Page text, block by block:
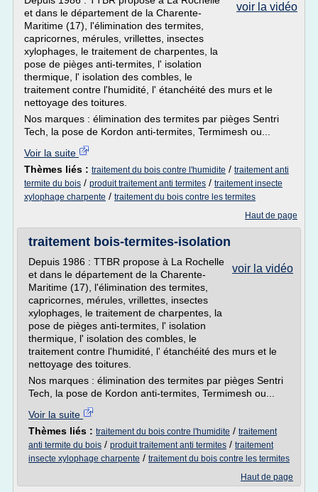
voir la vidéo
et dans le département de la Charente-
Maritime (17), l'élimination des termites,
capricornes, mérules, vrillettes, insectes
xylophages, le traitement de charpentes, la
pose de pièges anti-termites, l' isolation
thermique, l' isolation des combles, le
traitement contre l'humidité, l' étanchéité des murs et le
nettoyage des toitures.
Nos marques : élimination des termites par pièges Sentri
Tech, la pose de Kordon anti-termites, Termimesh ou...
Voir la suite
Thèmes liés : traitement du bois contre l'humidite / traitement anti
termite du bois / produit traitement anti termites / traitement insecte
xylophage charpente / traitement du bois contre les termites
Haut de page
traitement bois-termites-isolation
voir la vidéo
Depuis 1986 : TTBR propose à La Rochelle
et dans le département de la Charente-
Maritime (17), l'élimination des termites,
capricornes, mérules, vrillettes, insectes
xylophages, le traitement de charpentes, la
pose de pièges anti-termites, l' isolation
thermique, l' isolation des combles, le
traitement contre l'humidité, l' étanchéité des murs et le
nettoyage des toitures.
Nos marques : élimination des termites par pièges Sentri
Tech, la pose de Kordon anti-termites, Termimesh ou...
Voir la suite
Thèmes liés : traitement du bois contre l'humidite / traitement
anti termite du bois / produit traitement anti termites / traitement
insecte xylophage charpente / traitement du bois contre les termites
Haut de page